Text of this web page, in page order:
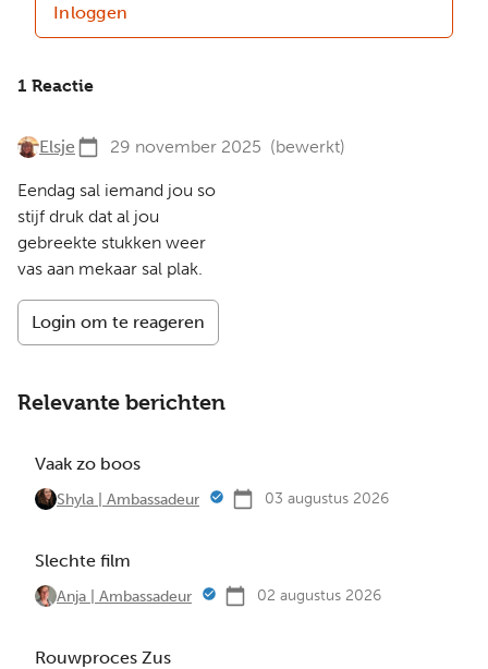
Inloggen
1 Reactie
Elsje 29 november 2025 (bewerkt)
Eendag sal iemand jou so
stijf druk dat al jou
gebreekte stukken weer
vas aan mekaar sal plak.
Login om te reageren
Relevante berichten
Vaak zo boos
Shyla | Ambassadeur 03 augustus 2026
Slechte film
Anja | Ambassadeur 02 augustus 2026
Rouwproces Zus